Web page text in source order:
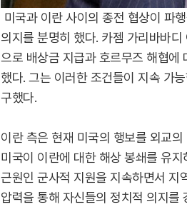
미국과 이란 사이의 종전 협상이 파
의지를 분명히 했다. 카젬 가리바바
으로 배상금 지급과 호르무즈 해협에
했다. 그는 이러한 조건들이 지속 가
구했다.
이란 측은 현재 미국의 행보를 외교
미국이 이란에 대한 해상 봉쇄를 유
근원인 군사적 지원을 지속하면서 지
압력을 통해 자신들의 정치적 의지를